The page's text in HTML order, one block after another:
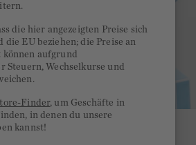
die hier angezeigten Preise sich
die EU beziehen; die Preise an
können aufgrund
Steuern, Wechselkurse und
Finder, um Geschäfte in
in denen du unsere
kannst!